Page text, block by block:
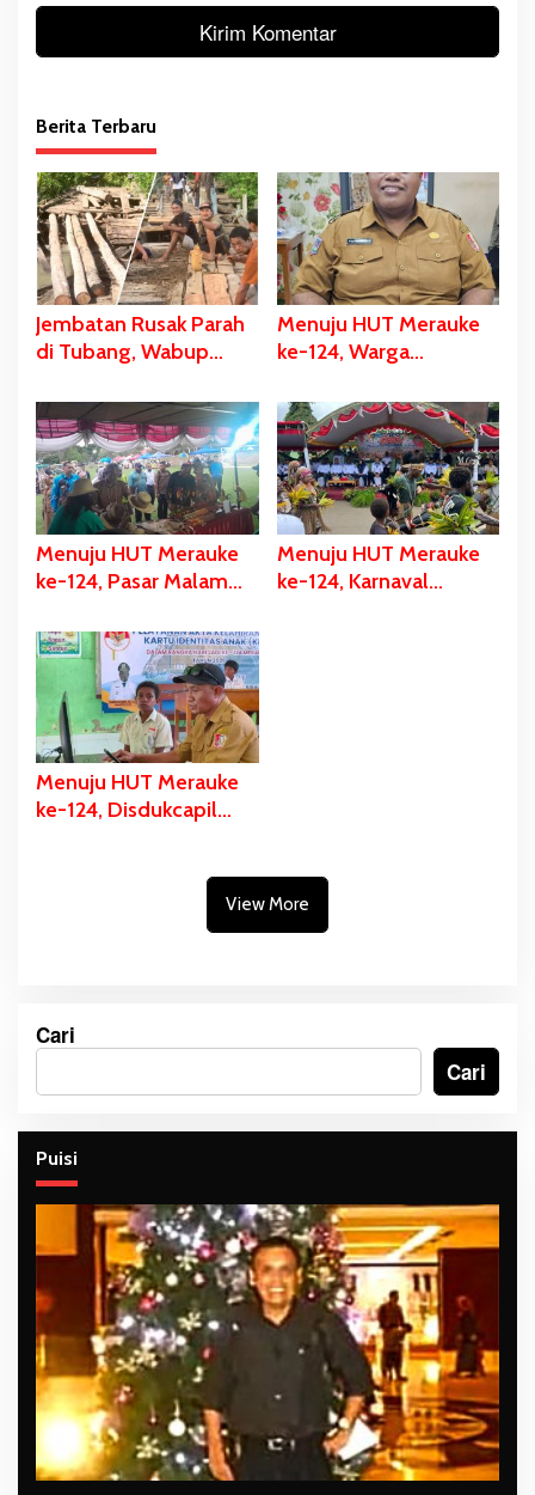
Berita Terbaru
Jembatan Rusak Parah
di Tubang, Wabup
dan Eksekusi Berikan
Bantuan Dana
Perbaikan
Menuju HUT Merauke
ke-124, Warga
Akan Dapat Kado
Spesial
Menuju HUT Merauke
ke-124, Pasar Malam
Berpartisipasi Dalam
Bazar Kuliner
Menuju HUT Merauke
ke-124, Karnaval
Menuju HUT Merauke
ke-124, Disdukcapil
View More
Cari
Cari
Puisi